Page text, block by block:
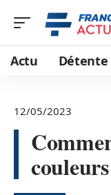
Actu Détente
12/05/2023